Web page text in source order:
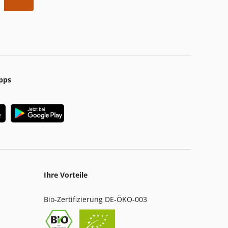
Ihre Vorteile
Bio-Zertifizierung DE-ÖKO-003